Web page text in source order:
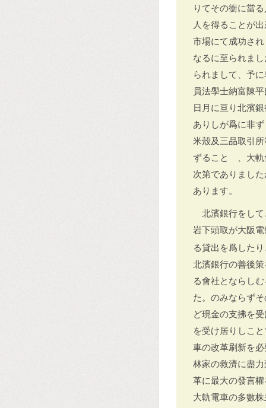
りてその衝に當
人を得ることが
市場にて成功さ
なるに至られま
られまして、予
員法學士納富陳
日月に亘り北濱
ありしが爲に非
米殼及三品取引
ずることゝ、大
次第でありまし
あります。
北濱銀行をし
岩下頭取が大阪
る貸出を爲した
北濱銀行の善後
る會社とならし
た。のみならず
ど現金の支拂を
を受け居りしこ
車の改革刷新を
林家の救濟に盡
革に最大の發言
大軌電車の多數